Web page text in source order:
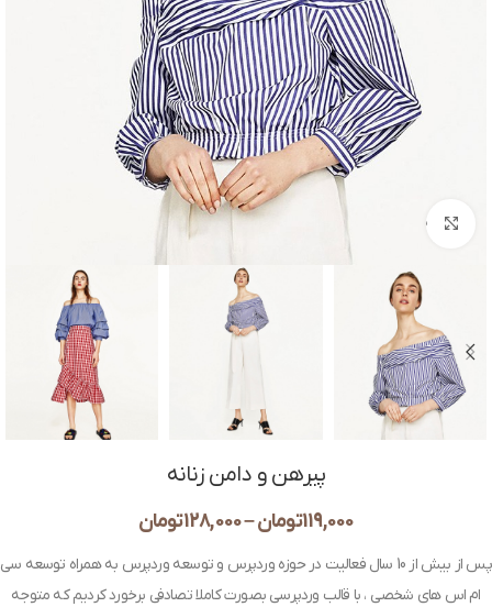
بزرگنمایی تصویر
پیرهن و دامن زنانه
119,000تومان–
128,000تومان
پس از بیش از 10 سال فعالیت در حوزه وردپرس و توسعه وردپرس به همراه توسعه سی
ام اس های شخصی ، با قالب وردپرسی بصورت کاملا تصادفی برخورد کردیم که متوجه